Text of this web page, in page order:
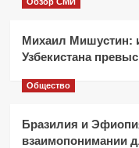
Михаил Мишустин:
Узбекистана
Общество
Бразилия и
взаимопонимании